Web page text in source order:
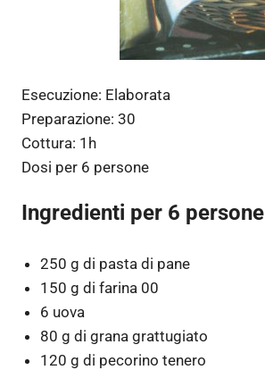
Esecuzione: Elaborata
Preparazione: 30
Cottura: 1h
Dosi per 6 persone
Ingredienti per 6 persone
250 g di pasta di pane
150 g di farina 00
6 uova
80 g di grana grattugiato
120 g di pecorino tenero